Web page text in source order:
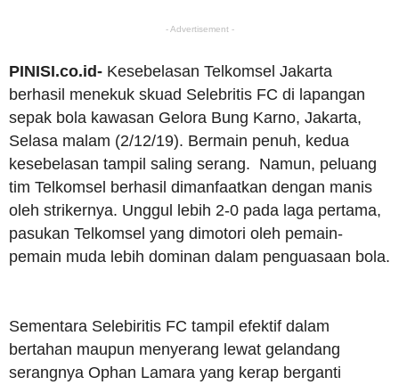
- Advertisement -
PINISI.co.id- Kesebelasan Telkomsel Jakarta
berhasil menekuk skuad Selebritis FC di lapangan
sepak bola kawasan Gelora Bung Karno, Jakarta,
Selasa malam (2/12/19). Bermain penuh, kedua
kesebelasan tampil saling serang. Namun, peluang
tim Telkomsel berhasil dimanfaatkan dengan manis
oleh strikernya. Unggul lebih 2-0 pada laga pertama,
pasukan Telkomsel yang dimotori oleh pemain-
pemain muda lebih dominan dalam penguasaan bola.
Sementara Selebiritis FC tampil efektif dalam
bertahan maupun menyerang lewat gelandang
serangnya Ophan Lamara yang kerap berganti